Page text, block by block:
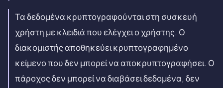
Τα δεδομένα κρυπτογραφούνται στη συσκευή
χρήστη με κλειδιά που ελέγχει ο χρήστης. Ο
διακομιστής αποθηκεύει κρυπτογραφημένο
κείμενο που δεν μπορεί να αποκρυπτογραφήσει. Ο
πάροχος δεν μπορεί να διαβάσει δεδομένα, δεν